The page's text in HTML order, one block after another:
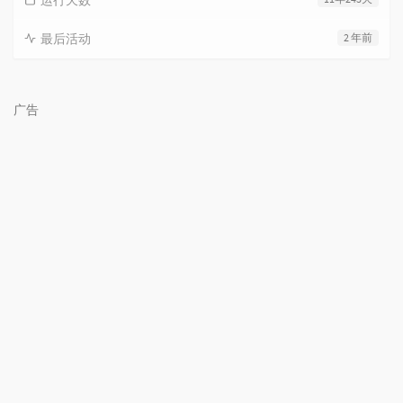
2 年前
最后活动
广告